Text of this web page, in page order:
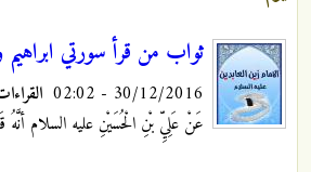
ثواب من قرأ سورتي ابراهيم
30/12/2016 - 02:02
عَنْ عَلِيِّ بْنِ الْحُسَيْنِ عليه السلام